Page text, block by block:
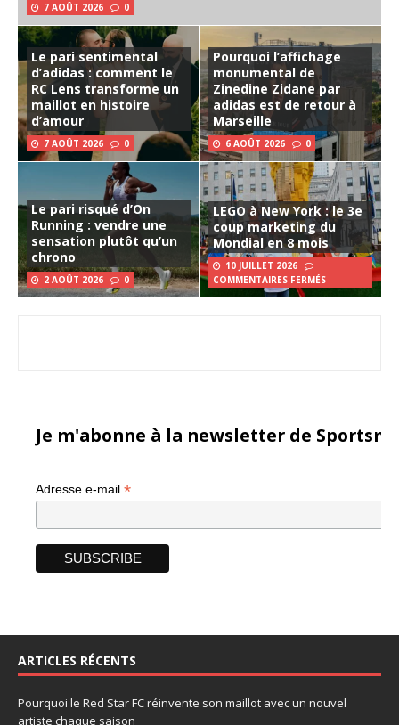
7 AOÛT 2026 0
Le pari sentimental
d’adidas : comment le
RC Lens transforme un
maillot en histoire
d’amour
7 AOÛT 2026 0
Pourquoi l’affichage
monumental de
Zinedine Zidane par
adidas est de retour à
Marseille
6 AOÛT 2026 0
Le pari risqué d’On
Running : vendre une
sensation plutôt qu’un
chrono
2 AOÛT 2026 0
LEGO à New York : le 3e
coup marketing du
Mondial en 8 mois
10 JUILLET 2026
COMMENTAIRES FERMÉS
Je m'abonne à la newsletter de
Adresse e-mail *
ARTICLES RÉCENTS
Pourquoi le Red Star FC réinvente son maillot avec un nouvel
artiste chaque saison